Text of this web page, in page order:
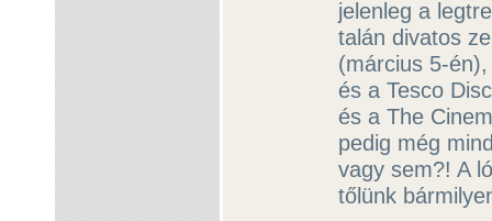
jelenleg a
talán divatos
(március 5-
és a Tesco
és a The
pedig még
vagy sem?! A
tőlünk